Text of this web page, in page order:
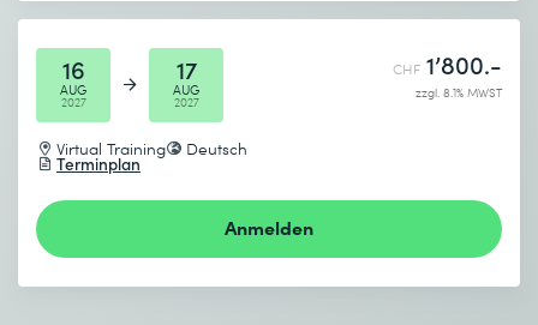
16
AUG
2027
17
AUG
2027
Virtual Training Deutsch
Terminplan
CHF 1’800.-
zzgl. 8.1% MWST
Anmelden